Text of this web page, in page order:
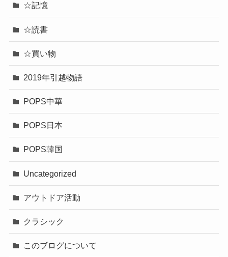
☆記憶
☆読書
☆買い物
2019年引越物語
POPS中華
POPS日本
POPS韓国
Uncategorized
アウトドア活動
クラシック
このブログについて